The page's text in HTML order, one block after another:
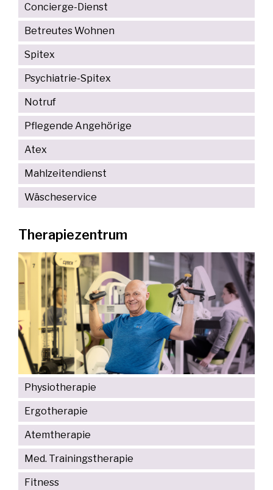
Concierge-Dienst
Betreutes Wohnen
Spitex
Psychiatrie-Spitex
Notruf
Pflegende Angehörige
Atex
Mahlzeitendienst
Wäscheservice
Therapiezentrum
Physiotherapie
Ergotherapie
Atemtherapie
Med. Trainingstherapie
Fitness